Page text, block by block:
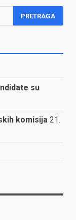
su
komisija 21.